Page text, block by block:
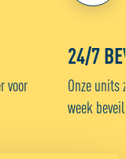
voor
24/7
Onze units
week